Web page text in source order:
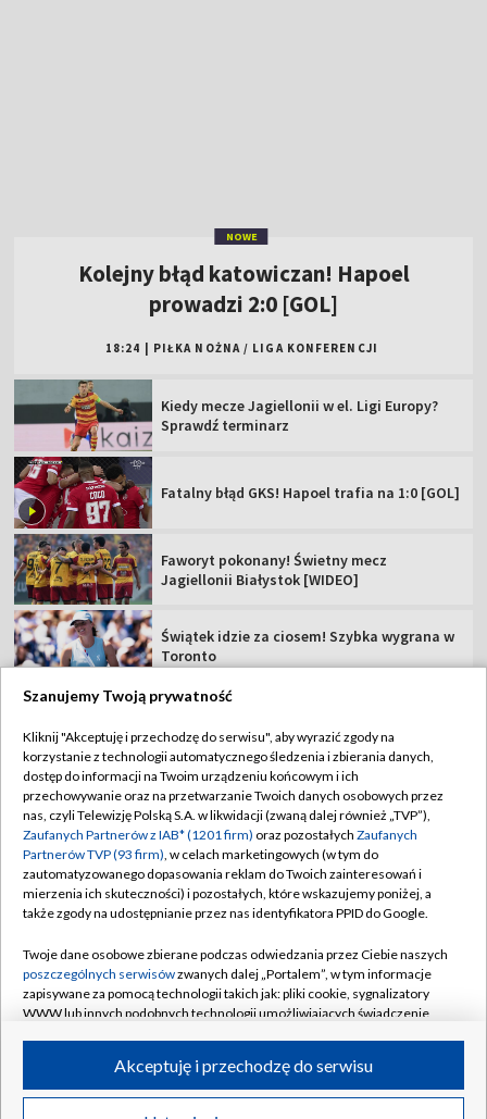
NOWE
Kolejny błąd katowiczan! Hapoel
prowadzi 2:0 [GOL]
18:24 PIŁKA NOŻNA / LIGA KONFERENCJI
Kiedy mecze Jagiellonii w el. Ligi Europy?
Sprawdź terminarz
Fatalny błąd GKS! Hapoel trafia na 1:0 [GOL]
Faworyt pokonany! Świetny mecz
Jagiellonii Białystok [WIDEO]
Świątek idzie za ciosem! Szybka wygrana w
Toronto
Sprawdź składy!
ME w skokach do wody: 10 m mężczyzn
Abonament TVP
Sklep TVP
Oferta Handlowa
Telegazeta ogłoszenia
Regulamin TVP
Polityka prywatności
Biuro reklamy
Kontakt
Szanujemy Twoją prywatność
Kliknij "Akceptuję i przechodzę do serwisu", aby wyrazić zgody na
korzystanie z technologii automatycznego śledzenia i zbierania danych,
dostęp do informacji na Twoim urządzeniu końcowym i ich
przechowywanie oraz na przetwarzanie Twoich danych osobowych przez
nas, czyli Telewizję Polską S.A. w likwidacji (zwaną dalej również „TVP”),
Zaufanych Partnerów z IAB* (1201 firm) oraz pozostałych Zaufanych
Partnerów TVP (93 firm), w celach marketingowych (w tym do
zautomatyzowanego dopasowania reklam do Twoich zainteresowań i
mierzenia ich skuteczności) i pozostałych, które wskazujemy poniżej, a
także zgody na udostępnianie przez nas identyfikatora PPID do Google.
Twoje dane osobowe zbierane podczas odwiedzania przez Ciebie naszych
poszczególnych serwisówzwanych dalej „Portalem”, w tym informacje
zapisywane za pomocą technologii takich jak: pliki cookie, sygnalizatory
WWW lub innych podobnych technologii umożliwiających świadczenie
ruchu w Internecie.
Twoje dane osobowe zbierane podczas odwiedzania przez Ciebie
Akceptuję i przechodzę do serwisu